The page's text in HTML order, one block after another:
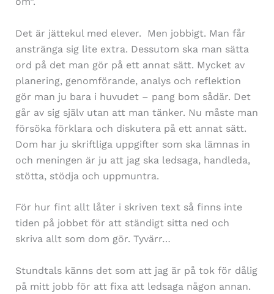
Det är jättekul med elever. Men jobbigt. Man får
anstränga sig lite extra. Dessutom ska man sätta
ord på det man gör på ett annat sätt. Mycket av
planering, genomförande, analys och reflektion
gör man ju bara i huvudet – pang bom sådär. Det
går av sig själv utan att man tänker. Nu måste man
försöka förklara och diskutera på ett annat sätt.
Dom har ju skriftliga uppgifter som ska lämnas in
och meningen är ju att jag ska ledsaga, handleda,
stötta, stödja och uppmuntra.
För hur fint allt låter i skriven text så finns inte
tiden på jobbet för att ständigt sitta ned och
skriva allt som dom gör. Tyvärr…
Stundtals känns det som att jag är på tok för dålig
på mitt jobb för att fixa att ledsaga någon annan.